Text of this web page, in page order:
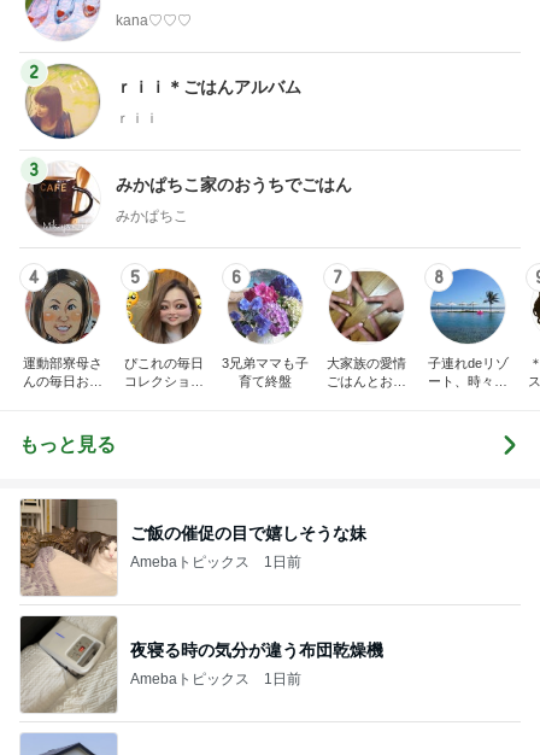
kana♡♡♡
2
ｒｉｉ＊ごはんアルバム
ｒｉｉ
3
みかぱちこ家のおうちでごはん
みかぱちこ
4
運動部寮母さ
んの毎日お弁
5
ぴこれの毎日
コレクション
6
3兄弟ママも子
育て終盤
7
大家族の愛情
ごはんとお弁
8
子連れdeリゾ
ート、時々キ
もっと見る
ご飯の催促の目で嬉しそうな妹
Amebaトピックス 1日前
夜寝る時の気分が違う布団乾燥機
Amebaトピックス 1日前